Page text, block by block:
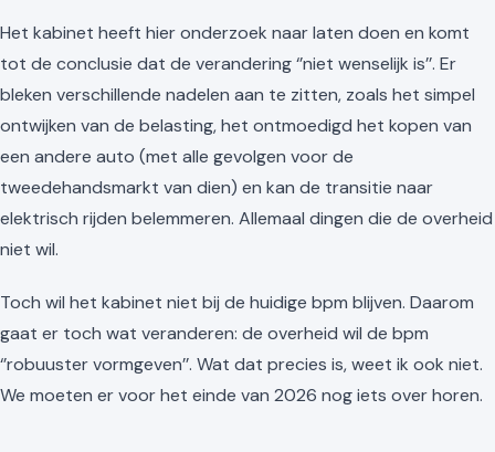
Het kabinet heeft hier onderzoek naar laten doen en komt
tot de conclusie dat de verandering ‘’niet wenselijk is’’. Er
bleken verschillende nadelen aan te zitten, zoals het simpel
ontwijken van de belasting, het ontmoedigd het kopen van
een andere auto (met alle gevolgen voor de
tweedehandsmarkt van dien) en kan de transitie naar
elektrisch rijden belemmeren. Allemaal dingen die de overheid
niet wil.
Toch wil het kabinet niet bij de huidige bpm blijven. Daarom
gaat er toch wat veranderen: de overheid wil de bpm
‘’robuuster vormgeven’’. Wat dat precies is, weet ik ook niet.
We moeten er voor het einde van 2026 nog iets over horen.